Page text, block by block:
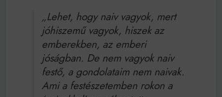
Bitumenes lapostetők: a bevált technológia akkor
működik, ha jól van felújítva
„Lehet, hogy naiv vagyok, mert
jóhiszemű vagyok, hiszek az
emberekben, az emberi
jóságban. De nem vagyok naiv
festő, a gondolataim nem naivak.
Ami a festészetemben rokon a